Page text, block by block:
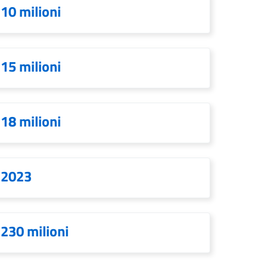
10 milioni
15 milioni
18 milioni
2023
230 milioni